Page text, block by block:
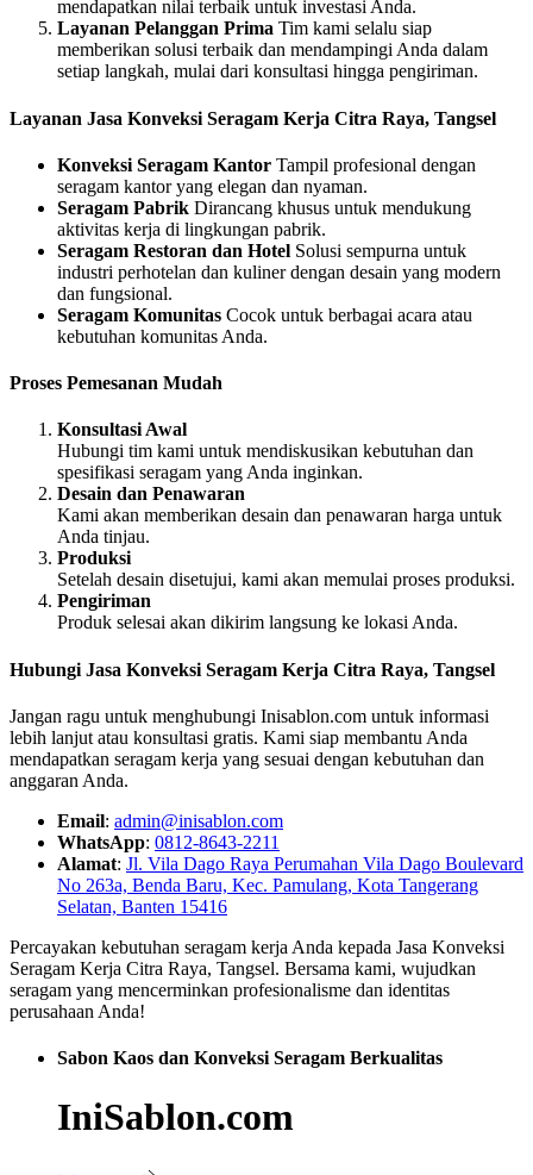
mendapatkan nilai terbaik untuk investasi Anda.
Layanan Pelanggan Prima Tim kami selalu siap
memberikan solusi terbaik dan mendampingi Anda dalam
setiap langkah, mulai dari konsultasi hingga pengiriman.
Layanan Jasa Konveksi Seragam Kerja Citra Raya, Tangsel
Konveksi Seragam Kantor Tampil profesional dengan
seragam kantor yang elegan dan nyaman.
Seragam Pabrik Dirancang khusus untuk mendukung
aktivitas kerja di lingkungan pabrik.
Seragam Restoran dan Hotel Solusi sempurna untuk
industri perhotelan dan kuliner dengan desain yang modern
dan fungsional.
Seragam Komunitas Cocok untuk berbagai acara atau
kebutuhan komunitas Anda.
Proses Pemesanan Mudah
Konsultasi Awal
Hubungi tim kami untuk mendiskusikan kebutuhan dan
spesifikasi seragam yang Anda inginkan.
Desain dan Penawaran
Kami akan memberikan desain dan penawaran harga untuk
Anda tinjau.
Produksi
Setelah desain disetujui, kami akan memulai proses produksi.
Pengiriman
Produk selesai akan dikirim langsung ke lokasi Anda.
Hubungi Jasa Konveksi Seragam Kerja Citra Raya, Tangsel
Jangan ragu untuk menghubungi Inisablon.com untuk informasi
lebih lanjut atau konsultasi gratis. Kami siap membantu Anda
mendapatkan seragam kerja yang sesuai dengan kebutuhan dan
anggaran Anda.
Email: admin@inisablon.com
WhatsApp: 0812-8643-2211
Alamat: Jl. Vila Dago Raya Perumahan Vila Dago Boulevard
No 263a, Benda Baru, Kec. Pamulang, Kota Tangerang
Selatan, Banten 15416
Percayakan kebutuhan seragam kerja Anda kepada Jasa Konveksi
Seragam Kerja Citra Raya, Tangsel. Bersama kami, wujudkan
seragam yang mencerminkan profesionalisme dan identitas
perusahaan Anda!
Sabon Kaos dan Konveksi Seragam Berkualitas
IniSablon.com